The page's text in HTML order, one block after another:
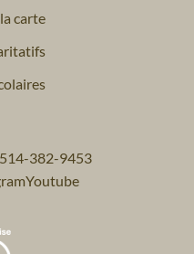
carte
382-9453
Youtube